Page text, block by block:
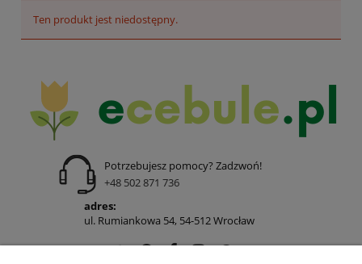
Ten produkt jest niedostępny.
Potrzebujesz pomocy? Zadzwoń!
+48 502 871 736
adres:
ul. Rumiankowa 54, 54-512 Wrocław